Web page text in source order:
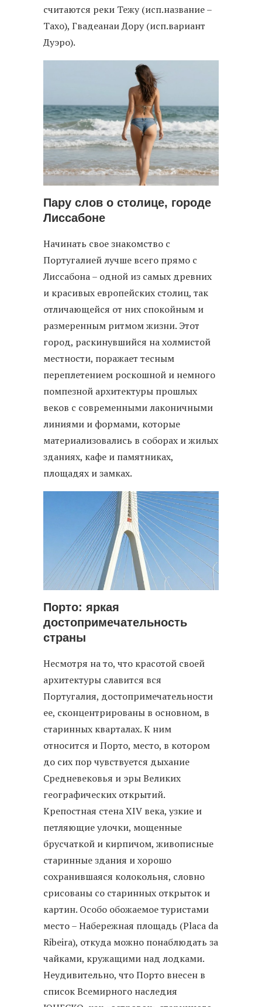
считаются реки Тежу (исп.название –
Тахо), Гвадеанаи Дору (исп.вариант
Дуэро).
Пару слов о столице, городе
Лиссабоне
Начинать свое знакомство с
Португалией лучше всего прямо с
Лиссабона – одной из самых древних
и красивых европейских столиц, так
отличающейся от них спокойным и
размеренным ритмом жизни. Этот
город, раскинувшийся на холмистой
местности, поражает тесным
переплетением роскошной и немного
помпезной архитектуры прошлых
веков с современными лаконичными
линиями и формами, которые
материализовались в соборах и жилых
зданиях, кафе и памятниках,
площадях и замках.
Порто: яркая
достопримечательность
страны
Несмотря на то, что красотой своей
архитектуры славится вся
Португалия, достопримечательности
ее, сконцентрированы в основном, в
старинных кварталах. К ним
относится и Порто, место, в котором
до сих пор чувствуется дыхание
Средневековья и эры Великих
географических открытий.
Крепостная стена XIV века, узкие и
петляющие улочки, мощенные
брусчаткой и кирпичом, живописные
старинные здания и хорошо
сохранившаяся колокольня, словно
срисованы со старинных открыток и
картин. Особо обожаемое туристами
место – Набережная площадь (Placa da
Ribeira), откуда можно понаблюдать за
чайками, кружащими над лодками.
Неудивительно, что Порто внесен в
список Всемирного наследия